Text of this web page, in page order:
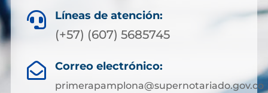
 Líneas de atención:
(+57) (607) 5685745
 Correo electrónico:
primerapamplona@supernotariado.gov.co